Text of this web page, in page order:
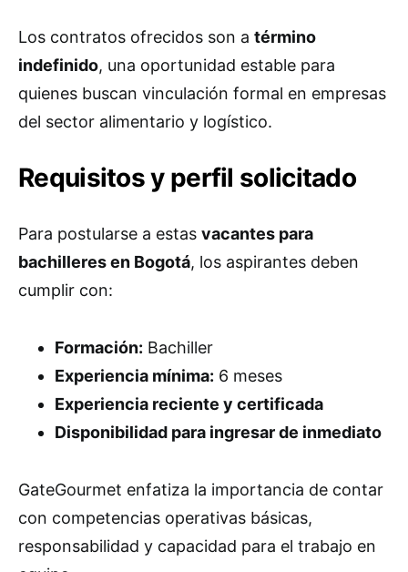
Los contratos ofrecidos son a término
indefinido, una oportunidad estable para
quienes buscan vinculación formal en empresas
del sector alimentario y logístico.
Requisitos y perfil solicitado
Para postularse a estas vacantes para
bachilleres en Bogotá, los aspirantes deben
cumplir con:
Formación: Bachiller
Experiencia mínima: 6 meses
Experiencia reciente y certificada
Disponibilidad para ingresar de inmediato
GateGourmet enfatiza la importancia de contar
con competencias operativas básicas,
responsabilidad y capacidad para el trabajo en